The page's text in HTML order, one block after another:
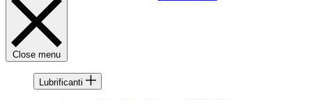
Close menu
Lubrificanti